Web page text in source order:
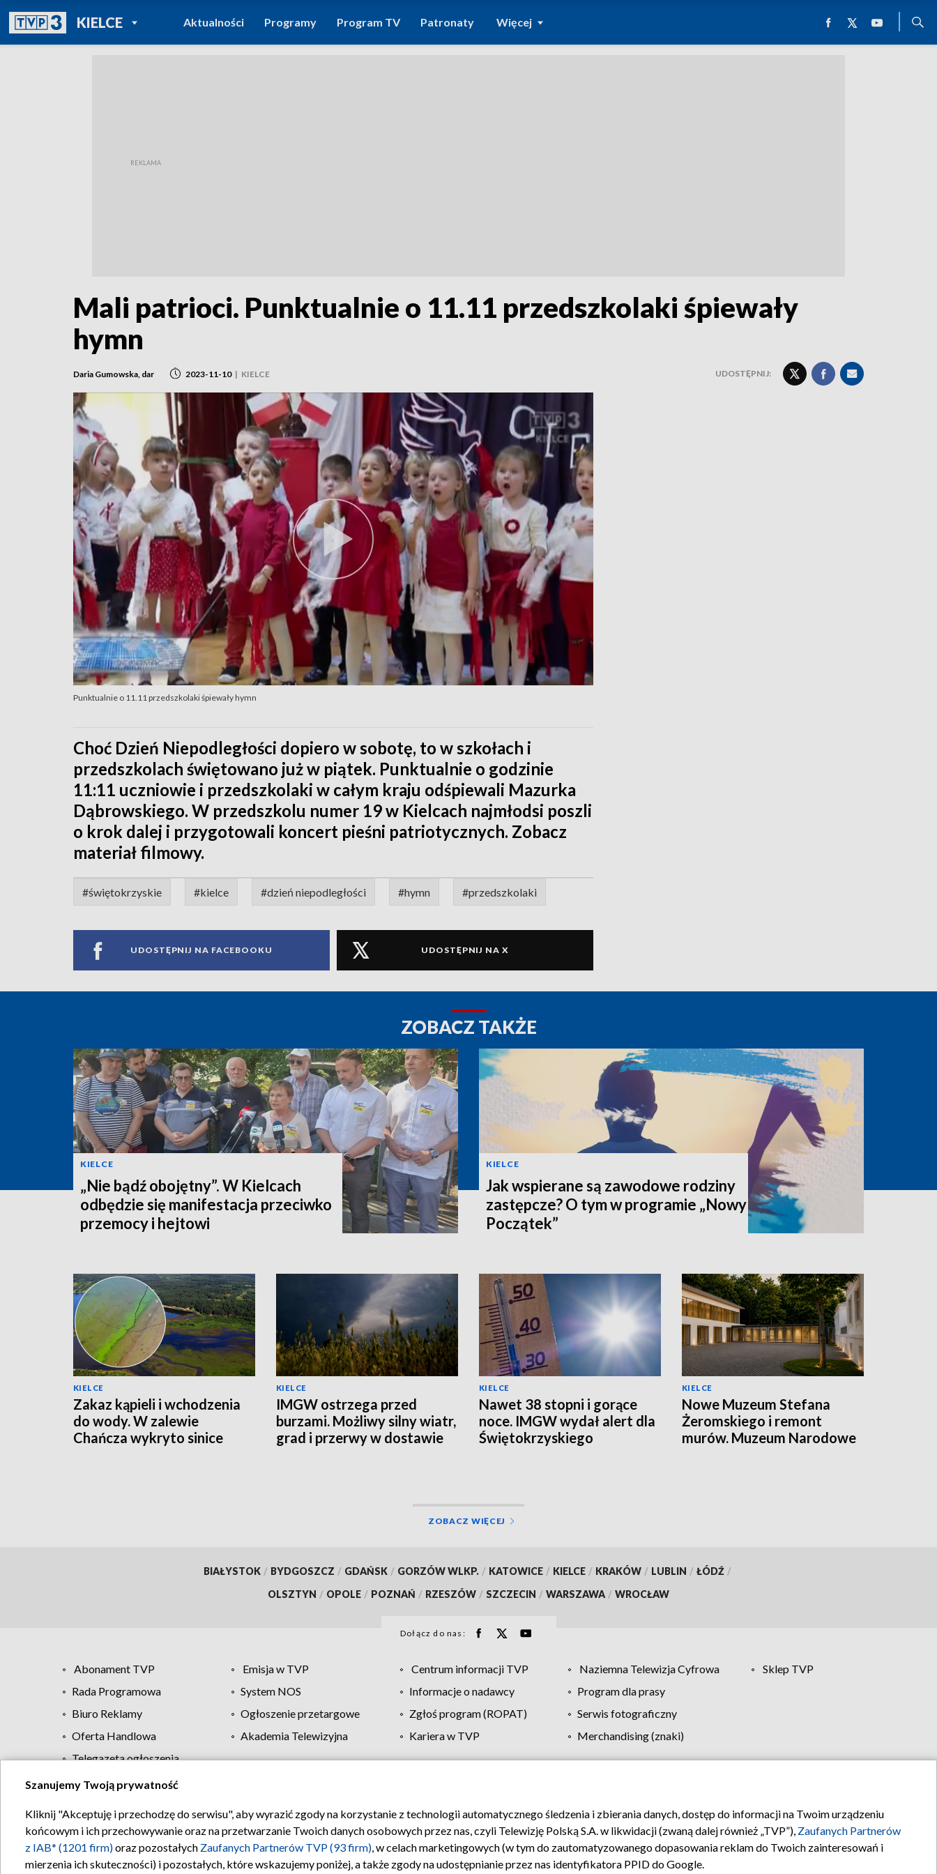
KIELCEPOWRÓT DO
TVP REGIONY
Aktualności Programy Program TV Patronaty Więcej
Mali patrioci. Punktualnie o 11.11 przedszkolaki śpiewały
hymn
Daria Gumowska, dar 2023-11-10 | KIELCE UDOSTĘPNIJ:
Punktualnie o 11.11 przedszkolaki śpiewały hymn
Choć Dzień Niepodległości dopiero w sobotę, to w szkołach i
przedszkolach świętowano już w piątek. Punktualnie o godzinie
11:11 uczniowie i przedszkolaki w całym kraju odśpiewali Mazurka
Dąbrowskiego. W przedszkolu numer 19 w Kielcach najmłodsi poszli
o krok dalej i przygotowali koncert pieśni patriotycznych. Zobacz
materiał filmowy.
#świętokrzyskie #kielce #dzień niepodległości #hymn #przedszkolaki
UDOSTĘPNIJ NA FACEBOOKU UDOSTĘPNIJ NA X
ZOBACZ TAKŻE
KIELCE
„Nie bądź obojętny”. W Kielcach
odbędzie się manifestacja przeciwko
przemocy i hejtowi
KIELCE
Jak wspierane są zawodowe rodziny
zastępcze? O tym w programie „Nowy
Początek”
KIELCE
Zakaz kąpieli i wchodzenia
do wody. W zalewie
Chańcza wykryto sinice
KIELCE
IMGW ostrzega przed
burzami. Możliwy silny wiatr,
grad i przerwy w dostawie
KIELCE
Nawet 38 stopni i gorące
noce. IMGW wydał alert dla
Świętokrzyskiego
KIELCE
Nowe Muzeum Stefana
Żeromskiego i remont
murów. Muzeum Narodowe
ZOBACZ WIĘCEJ
BIAŁYSTOK / BYDGOSZCZ / GDAŃSK / GORZÓW WLKP. / KATOWICE / KIELCE / KRAKÓW / LUBLIN / ŁÓDŹ /
OLSZTYN / OPOLE / POZNAŃ / RZESZÓW / SZCZECIN / WARSZAWA / WROCŁAW
Dołącz do nas:
Abonament TVP Emisja w TVP Centrum informacji TVP Naziemna Telewizja Cyfrowa
Sklep TVP
Rada Programowa
System NOS Informacje o nadawcy
Program dla prasy
Biuro Reklamy
Ogłoszenie przetargowe Zgłoś program (ROPAT)
Serwis fotograficzny
Oferta Handlowa
Akademia Telewizyjna Kariera w TVP
Merchandising (znaki)
Telegazeta ogłoszenia
Regulamin TVP Polityka prywatności Moje zgody Pomoc Biuro reklamy Kontakt
Szanujemy Twoją prywatność
Kliknij "Akceptuję i przechodzę do serwisu", aby wyrazić zgody na korzystanie z technologii automatycznego śledzenia i zbierania danych, dostęp do informacji na Twoim urządzeniu
końcowym i ich przechowywanie oraz na przetwarzanie Twoich danych osobowych przez nas, czyli Telewizję Polską S.A. w likwidacji (zwaną dalej również „TVP”), Zaufanych Partnerów
z IAB* (1201 firm)oraz pozostałych Zaufanych Partnerów TVP (93 firm), w celach marketingowych (w tym do zautomatyzowanego dopasowania reklam do Twoich zainteresowań i
mierzenia ich skuteczności) i pozostałych, które wskazujemy poniżej, a także zgody na udostępnianie przez nas identyfikatora PPID do Google.